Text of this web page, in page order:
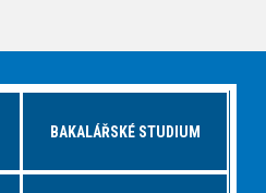
BAKALÁŘSKÉ STUDIUM